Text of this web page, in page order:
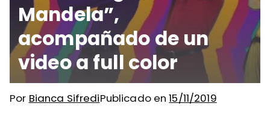
Mandela”,
acompañado de un
video a full color
Por Bianca SifrediPublicado en15/11/2019